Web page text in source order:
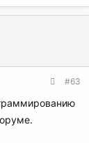
#63